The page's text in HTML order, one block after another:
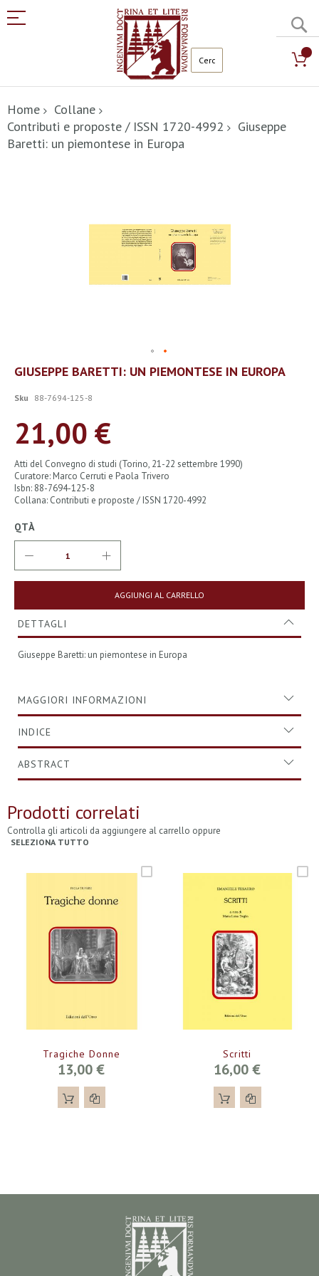
al
contenuto
Home
Collane
Contributi e proposte / ISSN 1720-4992
Giuseppe
Baretti: un piemontese in Europa
Vai
all'inizio
galleria
immagini
GIUSEPPE BARETTI: UN PIEMONTESE IN EUROPA
Sku 88-7694-125-8
21,00 €
Atti del Convegno di studi (Torino, 21-22 settembre 1990)
Curatore: Marco Cerruti e Paola Trivero
Isbn: 88-7694-125-8
Collana: Contributi e proposte / ISSN 1720-4992
QTÀ
AGGIUNGI AL CARRELLO
DETTAGLI
Giuseppe Baretti: un piemontese in Europa
MAGGIORI INFORMAZIONI
INDICE
ABSTRACT
Prodotti correlati
Controlla gli articoli da aggiungere al carrello oppure
SELEZIONA TUTTO
Tragiche Donne
13,00 €
Scritti
16,00 €